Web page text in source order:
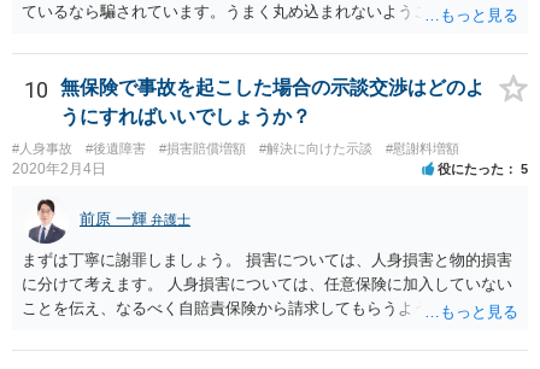
ているなら騙されています。うまく丸め込まれないようご注意下さ
せんが、受診したならば提出すべきです。
10
無保険で事故を起こした場合の示談交渉はどのよ
うにすればいいでしょうか？
#人身事故 #後遺障害 #損害賠償増額 #解決に向けた示談 #慰謝料増額
2020年2月4日 役にたった 5
前原 一輝 弁護士
まずは丁寧に謝罪しましょう。 損害については、人身損害と物的損害
に分けて考えます。 人身損害については、任意保険に加入していない
ことを伝え、なるべく自賠責保険から請求してもらうようお願いして
願いしてください。 物的損害については、請求の根拠を精査する必要